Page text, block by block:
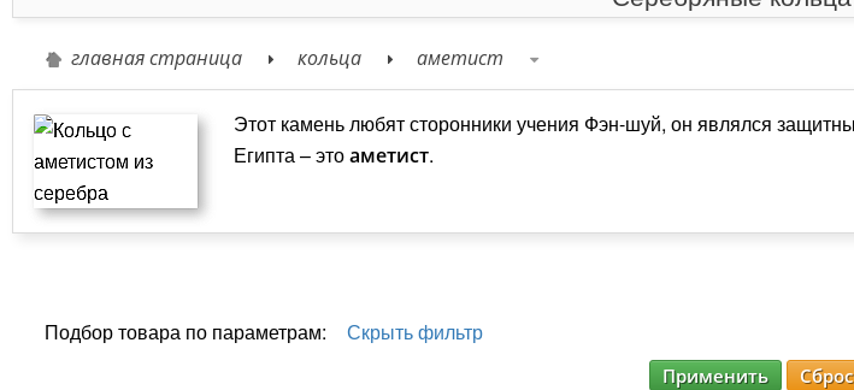
главная страница кольца аметист
Этот камень любят сторонники учения Фэн-шуй, он являлся
Египта – этоаметист.
Подбор товара по параметрам: Скрыть фильтр
Применить